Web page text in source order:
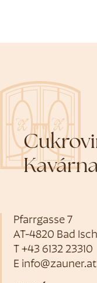
Pfarrgasse 7
AT-4820 Bad Ischl
T +43 6132 23310
E info@zauner.at